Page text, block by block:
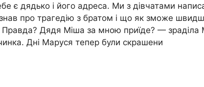
є дядько і його адреса. Ми з дівчатами
знав про трагедію з братом і що як зможе
Правда? Дядя Міша за мною приїде? —
Дні Маруся тепер були скрашени